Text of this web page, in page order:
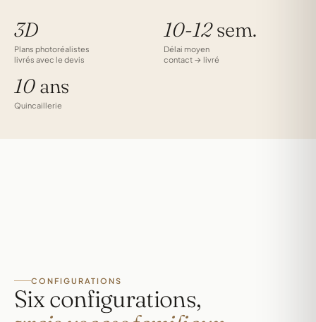
3D
Plans photoréalistes
livrés avec le devis
10-12sem.
Délai moyen
contact → livré
10 ans
Quincaillerie
CONFIGURATIONS
Six configurations,